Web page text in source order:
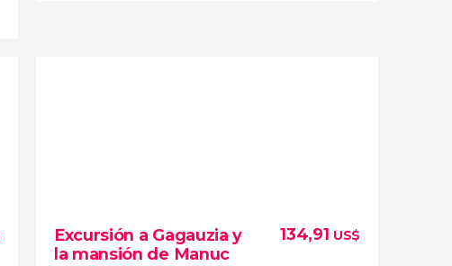
moldava
visita guiada por Chisináu
Excursión a Gagauzia y
la mansión de Manuc
134,91 US$